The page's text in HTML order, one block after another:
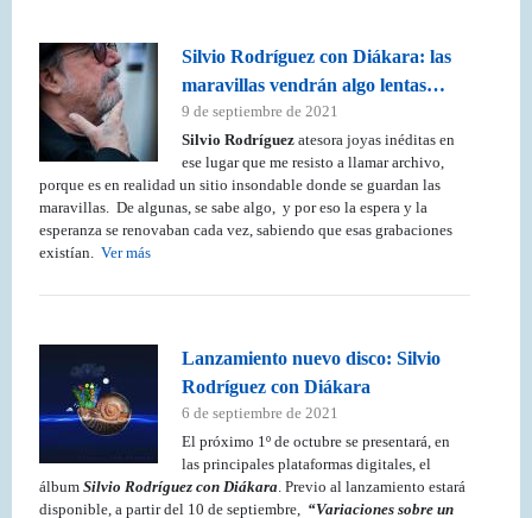
Silvio Rodríguez con Diákara: las
maravillas vendrán algo lentas…
9 de septiembre de 2021
Silvio Rodríguez atesora joyas inéditas en
ese lugar que me resisto a llamar archivo,
porque es en realidad un sitio insondable donde se guardan las
maravillas. De algunas, se sabe algo, y por eso la espera y la
esperanza se renovaban cada vez, sabiendo que esas grabaciones
existían. Ver más
Lanzamiento nuevo disco: Silvio
Rodríguez con Diákara
6 de septiembre de 2021
El próximo 1º de octubre se presentará, en
las principales plataformas digitales, el
álbum Silvio Rodríguez con Diákara. Previo al lanzamiento estará
disponible, a partir del 10 de septiembre, “Variaciones sobre un